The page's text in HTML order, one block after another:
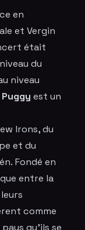
en
et Vergin
était
du
niveau
Puggy est un
Irons, du
et du
Fondé en
entre la
comme
qu'ils se